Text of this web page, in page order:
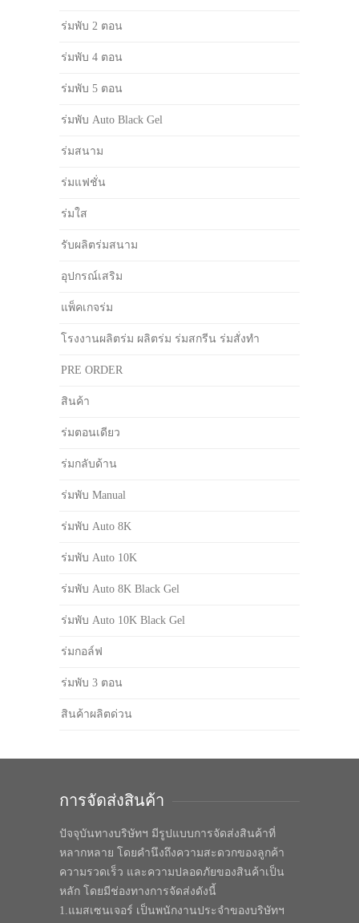
ร่มพับ 2 ตอน
ร่มพับ 4 ตอน
ร่มพับ 5 ตอน
ร่มพับ Auto Black Gel
ร่มสนาม
ร่มแฟชั่น
ร่มใส
รับผลิตร่มสนาม
อุปกรณ์เสริม
แพ็คเกจร่ม
โรงงานผลิตร่ม ผลิตร่ม ร่มสกรีน ร่มสั่งทำ
PRE ORDER
สินค้า
ร่มตอนเดียว
ร่มกลับด้าน
ร่มพับ Manual
ร่มพับ Auto 8K
ร่มพับ Auto 10K
ร่มพับ Auto 8K Black Gel
ร่มพับ Auto 10K Black Gel
ร่มกอล์ฟ
ร่มพับ 3 ตอน
สินค้าผลิตด่วน
การจัดส่งสินค้า
ปัจจุบันทางบริษัทฯ มีรูปแบบการจัดส่งสินค้าที่
หลากหลาย โดยคำนึงถึงความสะดวกของลูกค้า
ความรวดเร็ว และความปลอดภัยของสินค้าเป็น
หลัก โดยมีช่องทางการจัดส่งดังนี้
1.แมสเซนเจอร์ เป็นพนักงานประจำของบริษัทฯ